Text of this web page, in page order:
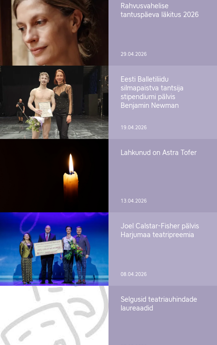
Rahvusvahelise
tantuspäeva läkitus 2026
29.04.2026
Eesti Balletiliidu
silmapaistva tantsija
stipendiumi pälvis
Benjamin Newman
19.04.2026
Lahkunud on Astra Tofer
13.04.2026
Joel Calstar-Fisher pälvis
Harjumaa teatripreemia
08.04.2026
Selgusid teatriauhindade
laureaadid